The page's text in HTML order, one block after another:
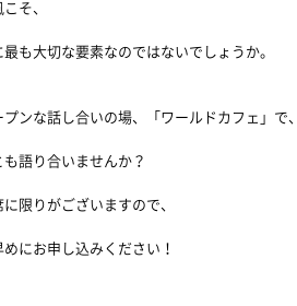
そ、
も大切な要素なのではないでしょうか。
プンな話し合いの場、「ワールドカフェ」で、
も語り合いませんか？
に限りがございますので、
にお申し込みください！